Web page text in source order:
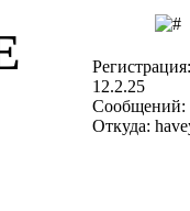
Регистрация:
12.2.25
Сообщений:
Откуда: